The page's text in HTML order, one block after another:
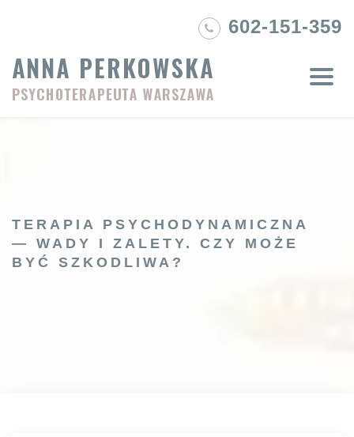
content
602-151-359
TERAPIA PSYCHODYNAMICZNA
— WADY I ZALETY. CZY MOŻE
BYĆ SZKODLIWA?